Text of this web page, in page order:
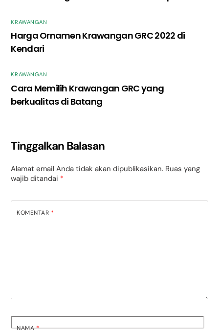
KRAWANGAN
Harga Ornamen Krawangan GRC 2022 di
Kendari
KRAWANGAN
Cara Memilih Krawangan GRC yang
berkualitas di Batang
Tinggalkan Balasan
Alamat email Anda tidak akan dipublikasikan. Ruas yang
wajib ditandai *
KOMENTAR *
NAMA*